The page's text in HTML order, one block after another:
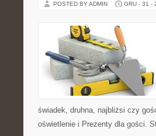
POSTED BY ADMIN GRU - 31 -
świadek, druhna, najbliżsi czy
oświetlenie i Prezenty dla gości.